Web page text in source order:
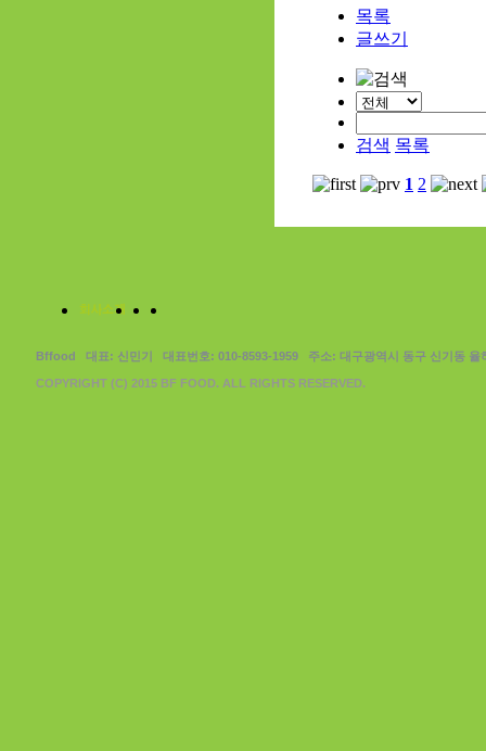
목록
글쓰기
검색 목록
1 2
Bffood 대표: 신민기 대표번호: 010-8593-1959 주소: 대구광역시 동구 신기동
COPYRIGHT (C) 2015 BF FOOD. ALL RIGHTS RESERVED.